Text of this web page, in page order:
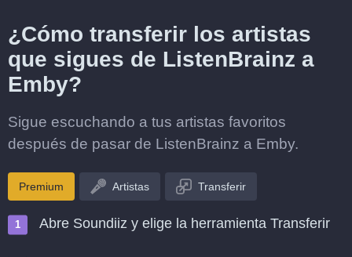
¿Cómo transferir los artistas
que sigues de ListenBrainz a
Emby?
Sigue escuchando a tus artistas favoritos
después de pasar de ListenBrainz a Emby.
Premium Artistas Transferir
Abre Soundiiz y elige la herramienta Transferir